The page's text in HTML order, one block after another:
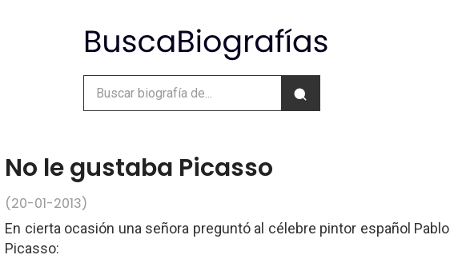
No le gustaba Picasso
(20-01-2013)
En cierta ocasión una señora preguntó al célebre pintor español Pablo
Picasso: